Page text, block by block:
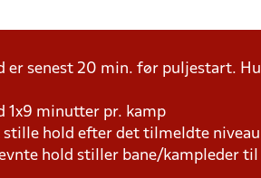
er senest 20 min. før puljestart.
1x9 minutter pr. kamp
stille hold efter det tilmeldte
hold stiller bane/kampleder til